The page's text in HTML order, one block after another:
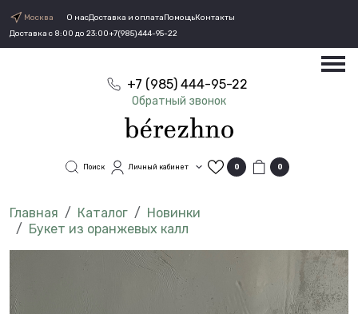
Москва О насДоставка и оплатаПомощьКонтакты
Доставка с 8:00 до 23:00+7(985)444-95-22
+7 (985) 444-95-22
Обратный звонок
Поиск Личный кабинет 0 0
Каталог
Новинки
Букет из оранжевых калл